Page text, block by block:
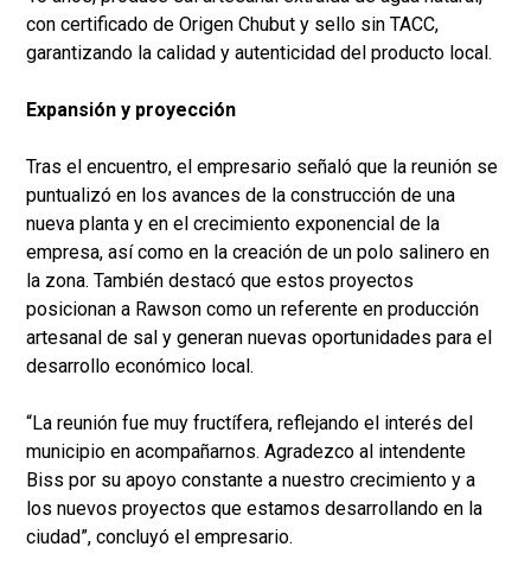
con certificado de Origen Chubut y sello sin TACC,
garantizando la calidad y autenticidad del producto local.
Expansión y proyección
Tras el encuentro, el empresario señaló que la reunión se
puntualizó en los avances de la construcción de una
nueva planta y en el crecimiento exponencial de la
empresa, así como en la creación de un polo salinero en
la zona. También destacó que estos proyectos
posicionan a Rawson como un referente en producción
artesanal de sal y generan nuevas oportunidades para el
desarrollo económico local.
“La reunión fue muy fructífera, reflejando el interés del
municipio en acompañarnos. Agradezco al intendente
Biss por su apoyo constante a nuestro crecimiento y a
los nuevos proyectos que estamos desarrollando en la
ciudad”, concluyó el empresario.